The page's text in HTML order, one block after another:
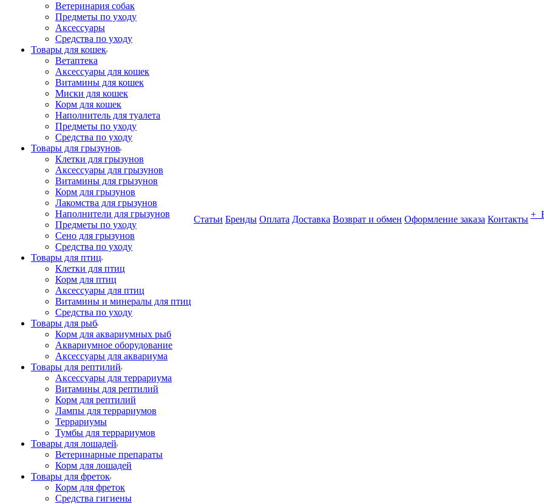
Ветеринария собак
Предметы по уходу
Аксессуары
Средства по уходу
Товары для кошек
Ветаптека
Аксессуары для кошек
Витамины для кошек
Миски для кошек
Корм для кошек
Наполнитель для туалета
Предметы по уходу
Средства по уходу
Товары для грызунов
Клетки для грызунов
Аксессуары для грызунов
Витамины для грызунов
Корм для грызунов
Лакомства для грызунов
Наполнители для грызунов
Предметы по уходу
Сено для грызунов
Средства по уходу
Товары для птиц
Клетки для птиц
Корм для птиц
Аксессуары для птиц
Витамины и минералы для птиц
Средства по уходу
Товары для рыб
Корм для аквариумных рыб
Аквариумное оборудование
Аксессуары для аквариума
Товары для рептилий
Аксессуары для террариума
Витамины для рептилий
Корм для рептилий
Лампы для террариумов
Террариумы
Тумбы для террариумов
Товары для лошадей
Ветеринарные препараты
Корм для лошадей
Товары для фреток
Корм для фреток
Средства гигиены
Статьи Бренды Оплата Доставка Возврат и обмен Оформление заказа Контакты +